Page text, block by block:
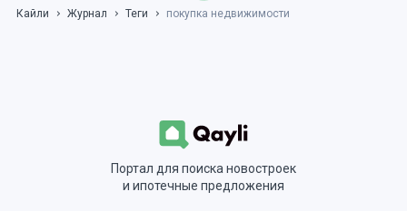
Кайли Журнал Теги покупка недвижимости
Портал для поиска новостроек
и ипотечные предложения